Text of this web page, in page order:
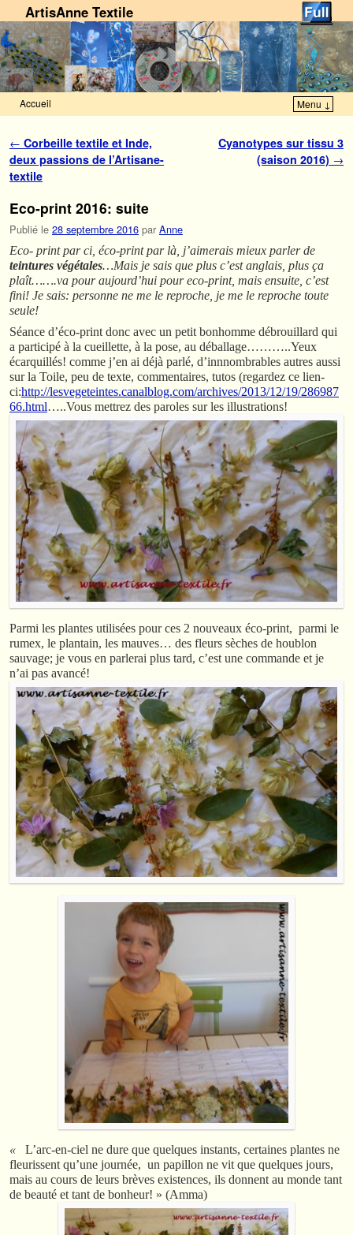
ArtisAnne Textile
Accueil Menu ↓
Navigation des articles
← Corbeille textile et Inde,
deux passions de l’Artisane-
textile
Cyanotypes sur tissu 3
(saison 2016) →
Eco-print 2016: suite
Publié le 28 septembre 2016 par Anne
Eco- print par ci, éco-print par là, j’aimerais mieux parler de
teintures végétales…Mais je sais que plus c’est anglais, plus ça
plaît…….va pour aujourd’hui pour eco-print, mais ensuite, c’est
fini! Je sais: personne ne me le reproche, je me le reproche toute
seule!
Séance d’éco-print donc avec un petit bonhomme débrouillard qui
a participé à la cueillette, à la pose, au déballage………..Yeux
écarquillés! comme j’en ai déjà parlé, d’innnombrables autres aussi
sur la Toile, peu de texte, commentaires, tutos (regardez ce lien-
ci:http://lesvegeteintes.canalblog.com/archives/2013/12/19/286987
66.html…..Vous mettrez des paroles sur les illustrations!
Parmi les plantes utilisées pour ces 2 nouveaux éco-print, parmi le
rumex, le plantain, les mauves… des fleurs sèches de houblon
sauvage; je vous en parlerai plus tard, c’est une commande et je
n’ai pas avancé!
«
L’arc-en-ciel ne dure que quelques instants, certaines plantes ne
fleurissent qu’une journée, un papillon ne vit que quelques jours,
mais au cours de leurs brèves existences, ils donnent au monde tant
de beauté et tant de bonheur! » (Amma)